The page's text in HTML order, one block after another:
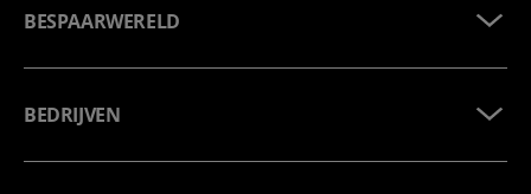
BESPAARWERELD
BEDRIJVEN